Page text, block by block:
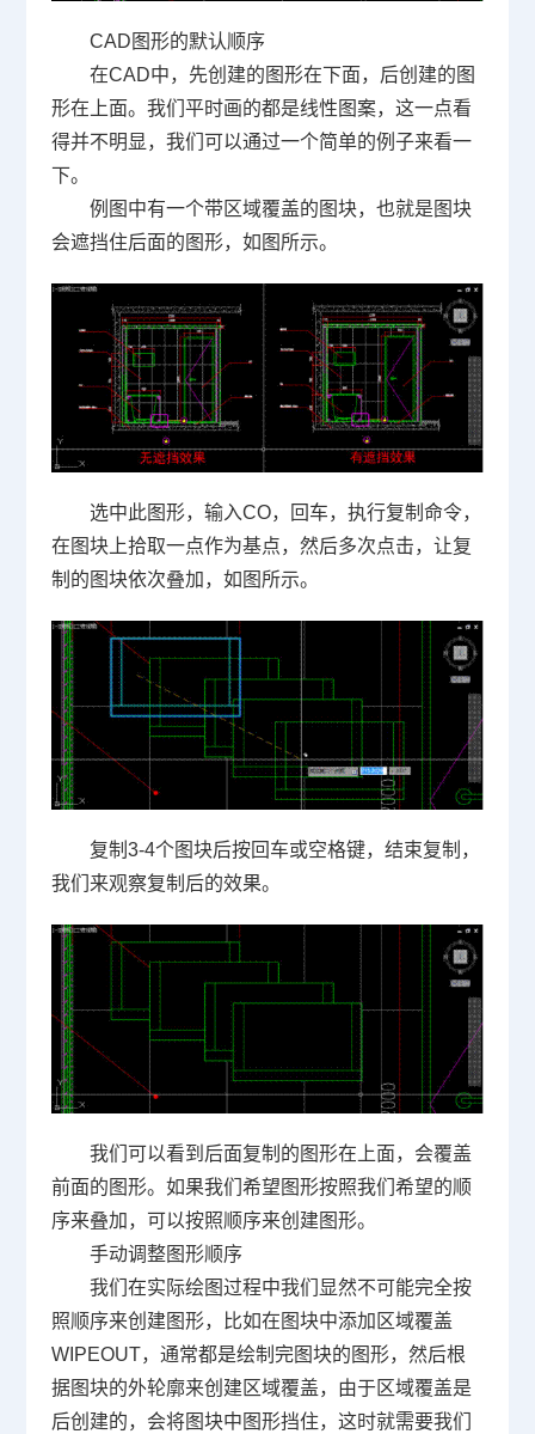
CAD 图形的默认顺序
在CAD中，先创建的图形在下面，后创建的图
形在上面。我们平时画的都是线性图案，这一点看
得并不明显，我们可以通过一个简单的例子来看一
下。
例图中有一个带区域覆盖的图块，也就是图块
会遮挡住后面的图形，如图所示。
选中此图形，输入CO，回车，执行复制命令，
在图块上拾取一点作为基点，然后多次点击，让复
制的图块依次叠加，如图所示。
复制 3-4个图块后按回车或空格键，结束复制，
我们来观察复制后的效果。
我们可以看到后面复制的图形在上面，会覆盖
前面的图形。如果我们希望图形按照我们希望的顺
序来叠加，可以按照顺序来创建图形。
手动调整图形顺序
我们在实际绘图过程中我们显然不可能完全按
照顺序来创建图形，比如在图块中添加区域覆盖
WIPEOUT，通常都是绘制完图块的图形，然后根
据图块的外轮廓来创建区域覆盖，由于区域覆盖是
后创建的，会将图块中图形挡住，这时就需要我们